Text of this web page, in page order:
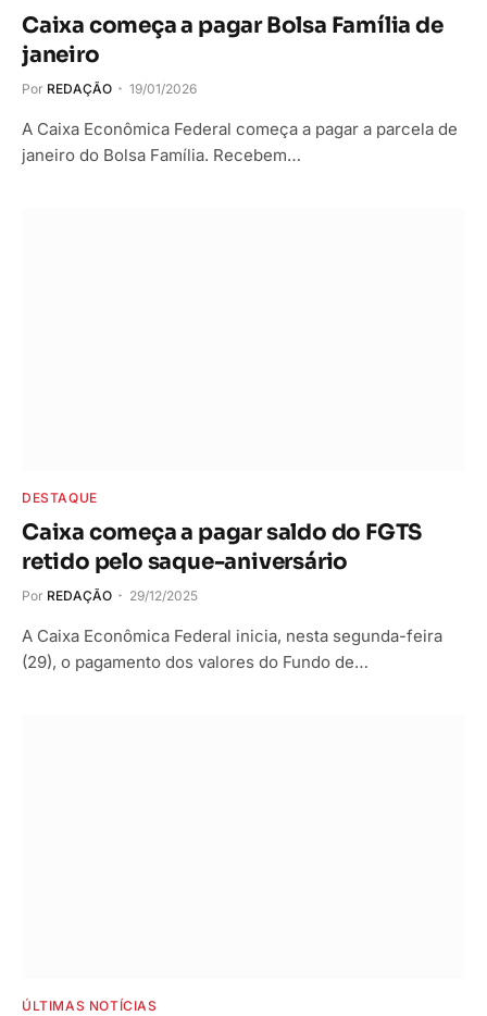
Caixa começa a pagar Bolsa Família de
janeiro
Por REDAÇÃO 19/01/2026
A Caixa Econômica Federal começa a pagar a parcela de
janeiro do Bolsa Família. Recebem…
DESTAQUE
Caixa começa a pagar saldo do FGTS
retido pelo saque-aniversário
Por REDAÇÃO 29/12/2025
A Caixa Econômica Federal inicia, nesta segunda-feira
(29), o pagamento dos valores do Fundo de…
ÚLTIMAS NOTÍCIAS